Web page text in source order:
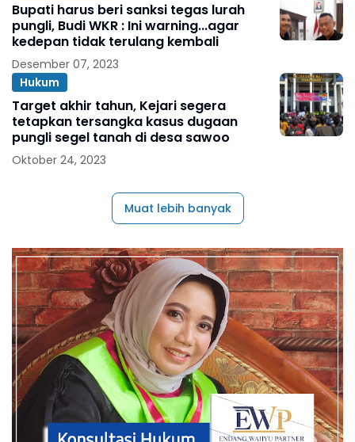
Bupati harus beri sanksi tegas lurah
pungli, Budi WKR : Ini warning...agar
kedepan tidak terulang kembali
Desember 07, 2023
Hukum
Target akhir tahun, Kejari segera
tetapkan tersangka kasus dugaan
pungli segel tanah di desa sawoo
Oktober 24, 2023
Muat lebih banyak